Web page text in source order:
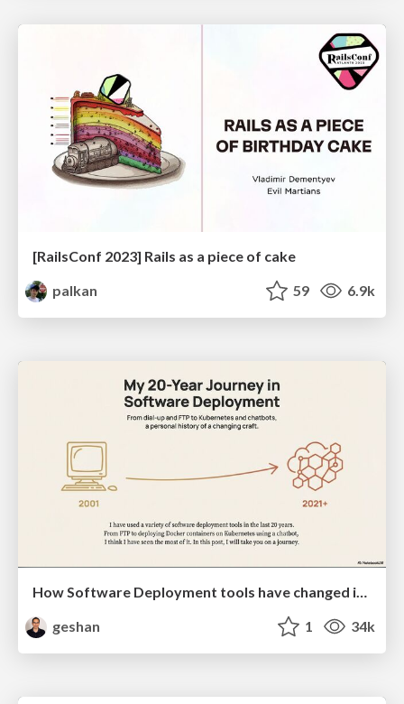
[RailsConf 2023] Rails as a piece of cake
palkan
59 6.9k
How Software Deployment tools have changed in the past 20 years
geshan
1 34k